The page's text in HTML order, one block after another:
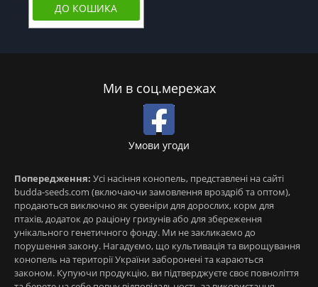
ДО КОШИКА
Ми в соц.мережах
Умови угоди
Попередження: Усі насіння конопель, представлені на сайті
budda-seeds.com (включаючи замовлення вроздріб та оптом),
продаються виключно як сувеніри для дорослих, корм для
птахів, додаток до раціону гризунів або для збереження
унікального генетичного фонду. Ми не закликаємо до
порушення закону. Нагадуємо, що культивація та вирощування
конопель на території України заборонені та караються
законом. Купуючи продукцію, ви підтверджуєте своє повноліття